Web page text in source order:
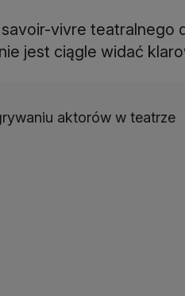
vivre teatralnego
jest ciągle widać
aktorów w teatrze